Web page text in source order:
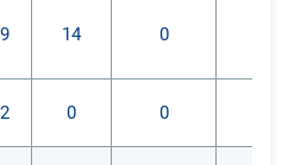
14 0
0 0